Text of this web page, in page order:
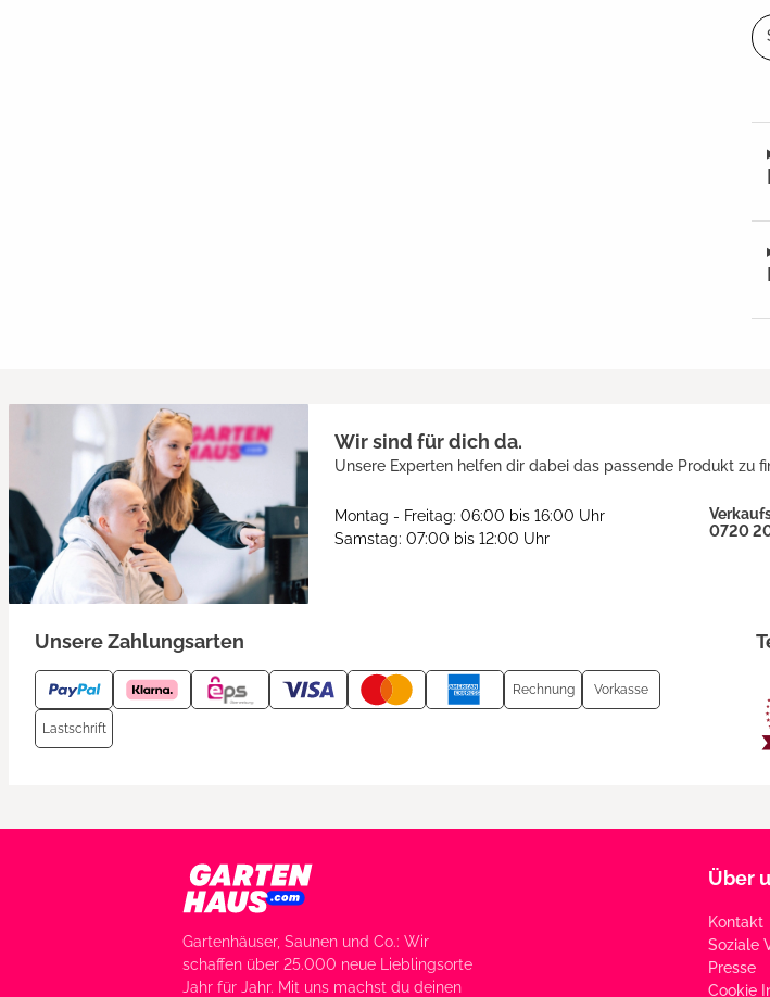
Wir sind für dich da.
Unsere Experten helfen dir dabei das passende Produkt zu
Montag - Freitag: 06:00 bis 16:00 Uhr
Samstag: 07:00 bis 12:00 Uhr
0720
Unsere Zahlungsarten
Rechnung Vorkasse
Lastschrift
Gartenhäuser, Saunen und Co.: Wir
schaffen über 25.000 neue Lieblingsorte
Jahr für Jahr. Mit uns machst du deinen
Über
Kontakt
Soziale
Presse
Cookie